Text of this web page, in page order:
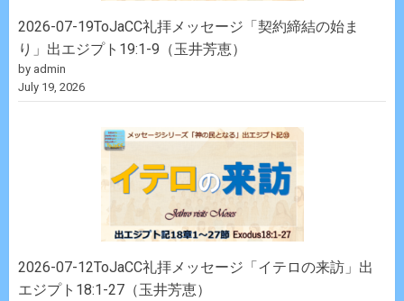
2026-07-19ToJaCC礼拝メッセージ「契約締結の始ま
り」出エジプト19:1-9（玉井芳恵）
by admin
July 19, 2026
2026-07-12ToJaCC礼拝メッセージ「イテロの来訪」出
エジプト18:1-27（玉井芳恵）